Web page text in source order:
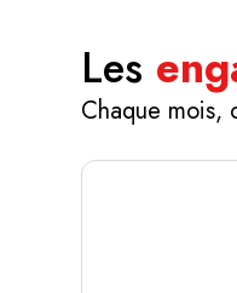
Les
Chaque mois,